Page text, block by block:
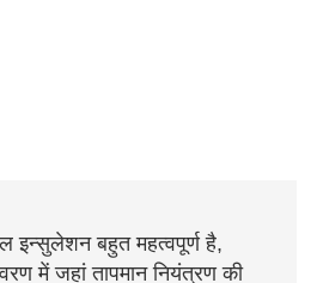
इन्सुलेशन बहुत महत्वपूर्ण है,
में जहां तापमान नियंत्रण की